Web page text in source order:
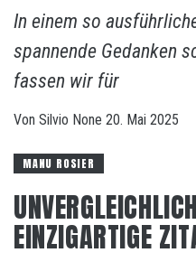
In einem so
spannende Gedanken
fassen wir für
Von Silvio None 20. Mai 2025
MANU ROSIER
EINZIGARTIGE